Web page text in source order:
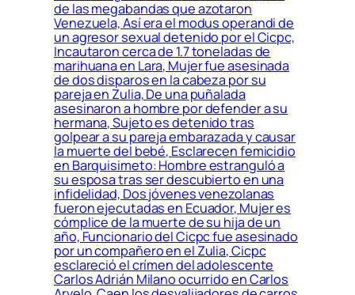
de las megabandas que azotaron
Venezuela, Así era el modus operandi de
un agresor sexual detenido por el Cicpc,
Incautaron cerca de 1.7 toneladas de
marihuana en Lara, Mujer fue asesinada
de dos disparos en la cabeza por su
pareja en Zulia, De una puñalada
asesinaron a hombre por defender a su
hermana, Sujeto es detenido tras
golpear a su pareja embarazada y causar
la muerte del bebé, Esclarecen femicidio
en Barquisimeto: Hombre estranguló a
su esposa tras ser descubierto en una
infidelidad, Dos jóvenes venezolanas
fueron ejecutadas en Ecuador, Mujer es
cómplice de la muerte de su hija de un
año, Funcionario del Cicpc fue asesinado
por un compañero en el Zulia, Cicpc
esclareció el crímen del adolescente
Carlos Adrián Milano ocurrido en Carlos